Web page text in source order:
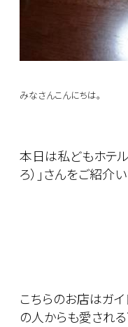
みなさんこんにちは。
本日は私どもホテ
ろ）｣さんをご紹介い
こちらのお店はガイ
の人からも愛され